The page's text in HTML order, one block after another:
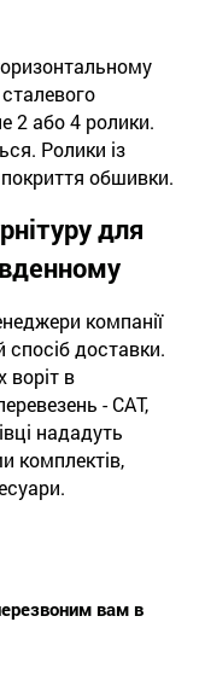
2 або 4 ролики.
Ролики із
обшивки.
для
компанії
доставки.
воріт в
- САТ,
нададуть
комплектів,
вам в